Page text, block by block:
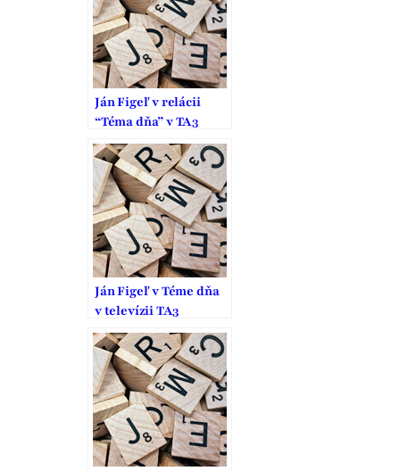
Ján Figeľ v relácii
“Téma dňa” v TA3
Ján Figeľ v Téme dňa
v televízii TA3